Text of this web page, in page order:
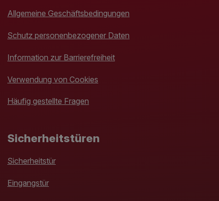
Allgemeine Geschäftsbedingungen
Schutz personenbezogener Daten
Information zur Barrierefreiheit
Verwendung von Cookies
Häufig gestellte Fragen
Sicherheitstüren
Sicherheitstür
Eingangstür